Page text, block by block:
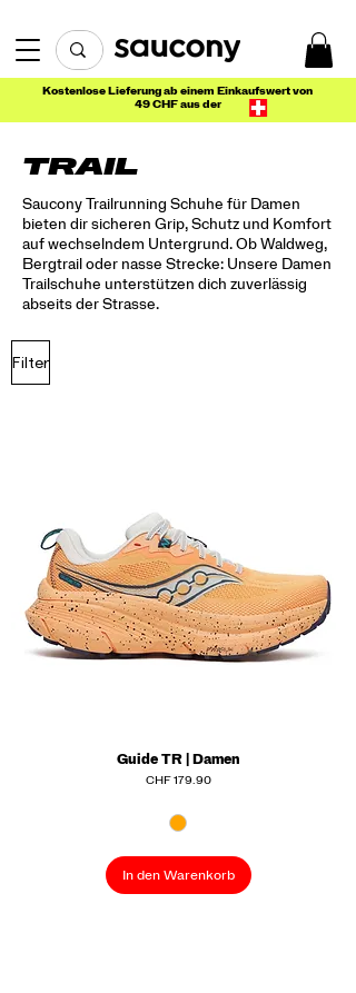
Kostenlose Lieferung ab einem Einkaufswert von
49 CHF aus der
TRAIL
Saucony Trailrunning Schuhe für Damen
bieten dir sicheren Grip, Schutz und Komfort
auf wechselndem Untergrund. Ob Waldweg,
Bergtrail oder nasse Strecke: Unsere Damen
Trailschuhe unterstützen dich zuverlässig
abseits der Strasse.
Filter
Guide TR | Damen
Preis
CHF 179.90
In den Warenkorb